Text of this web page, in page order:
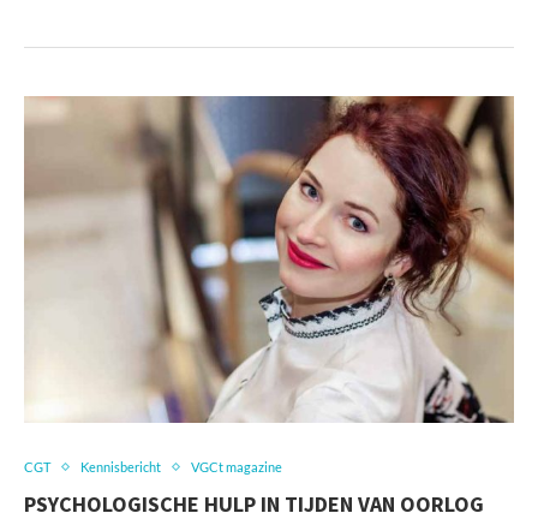
CGT Kennisbericht VGCt magazine
PSYCHOLOGISCHE HULP IN TIJDEN VAN OORLOG